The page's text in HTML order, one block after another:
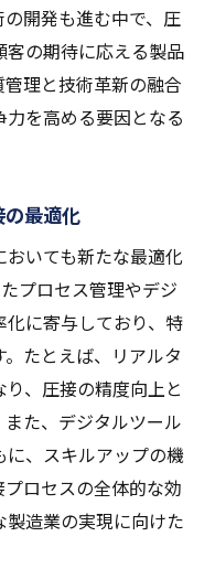
開発も進む中で、圧
の期待に応える製品
理と技術革新の融合
を高める要因となる
最適化
いても新たな最適化
プロセス管理やデジ
に寄与しており、特
たとえば、リアルタ
、圧接の精度向上と
た、デジタルツール
、スキルアップの機
ロセスの全体的な効
造業の実現に向けた